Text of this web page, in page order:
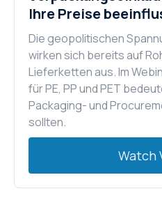
Ihre Preise
Die geopolitischen
wirken sich bereits auf
Lieferketten aus. Im
für PE, PP und PET
Packaging- und
sollten.
Watch